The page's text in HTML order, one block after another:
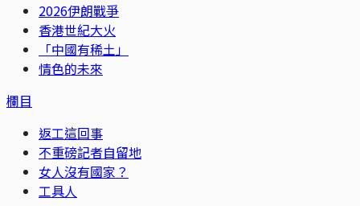
2026伊朗戰爭
香港世紀大火
「中國有稀土」
情色的未來
欄目
返工這回事
不重磅記者自留地
女人沒有國家？
工具人